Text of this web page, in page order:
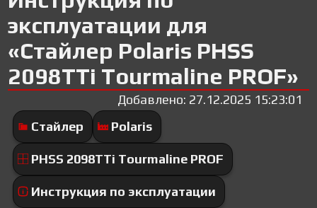
эксплуатации для
«Стайлер Polaris PHSS
2098TTi Tourmaline PROF»
Добавлено: 27.12.2025 15:23:01
Стайлер
Polaris
PHSS 2098TTi Tourmaline PROF
Инструкция по эксплуатации